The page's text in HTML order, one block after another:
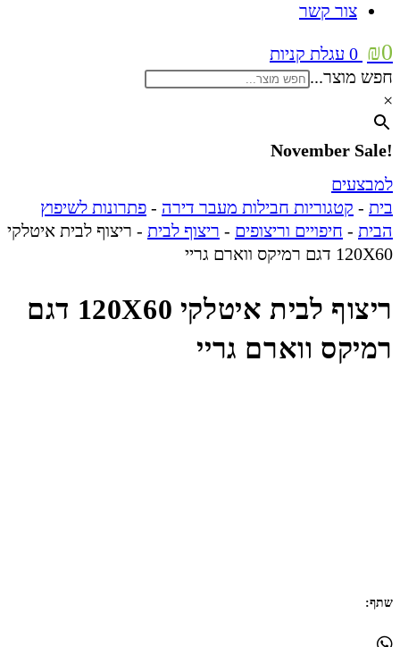
צור קשר
₪0
0 עגלת קניות
חפש מוצר...
×
!November Sale
למבצעים
בית - קטגוריות חבילות מעבר דירה - פתרונות לשיפוץ
הבית - חיפויים וריצופים - ריצוף לבית - ריצוף לבית איטלקי
120X60 דגם רמיקס ווארם גריי
ריצוף לבית איטלקי 120X60 דגם
רמיקס ווארם גריי
שתף: